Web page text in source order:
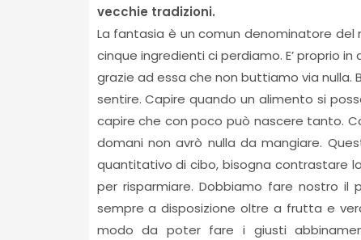
vecchie tradizioni.
La fantasia è un comun denominatore
cinque ingredienti ci perdiamo. E’ proprio
grazie ad essa che non buttiamo via nulla.
sentire. Capire quando un alimento si
capire che con poco può nascere tanto.
domani non avrò nulla da mangiare.
quantitativo di cibo, bisogna contrastare
per risparmiare. Dobbiamo fare nostro il
sempre a disposizione oltre a frutta e
modo da poter fare i giusti